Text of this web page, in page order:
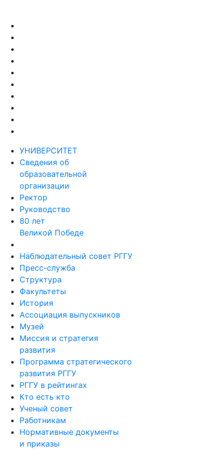
УНИВЕРСИТЕТ
Сведения об
образовательной
организации
Ректор
Руководство
80 лет
Великой Победе
Наблюдательный совет РГГУ
Пресс-служба
Структура
Факультеты
История
Ассоциация выпускников
Музей
Миссия и стратегия
развития
Программа стратегического
развития РГГУ
РГГУ в рейтингах
Кто есть кто
Ученый совет
Работникам
Нормативные документы
и приказы